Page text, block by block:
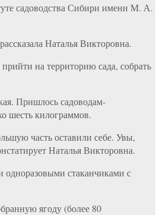
садоводства Сибири имени М. А.
Наталья Викторовна.
на территорию сада, собрать
Пришлось садоводам-
шесть килограммов.
часть оставили себе. Увы,
Наталья Викторовна.
одноразовыми стаканчиками с
ягоду (более 80